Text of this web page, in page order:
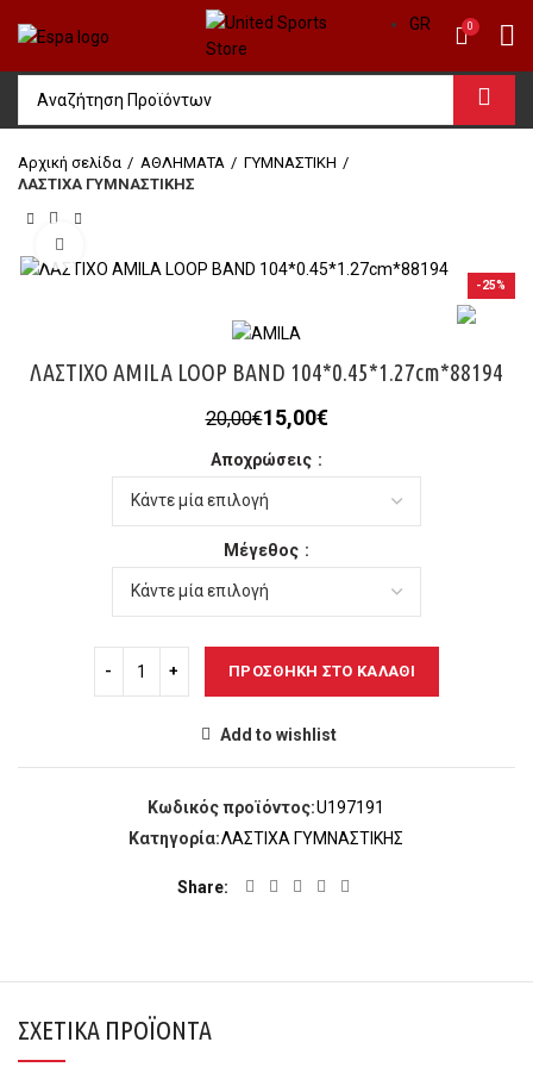
GR 0
Αρχική σελίδα ΑΘΛΗΜΑΤΑ
ΓΥΜΝΑΣΤΙΚΗ
ΛΑΣΤΙΧΑ ΓΥΜΝΑΣΤΙΚΗΣ
-25%
ΛΑΣΤΙΧΟ AMILA LOOP BAND 104*0.45*1.27cm*88194
20,00€Original
was:
20,00€.
15,00€Η
Αποχρώσεις
Μέγεθος
ΠΡΟΣΘΉΚΗ ΣΤΟ ΚΑΛΆΘΙ
Add to wishlist
Κωδικός προϊόντος:U197191
Κατηγορία:ΛΑΣΤΙΧΑ ΓΥΜΝΑΣΤΙΚΗΣ
Share
ΣΧΕΤΙΚΆ ΠΡΟΪΌΝΤΑ